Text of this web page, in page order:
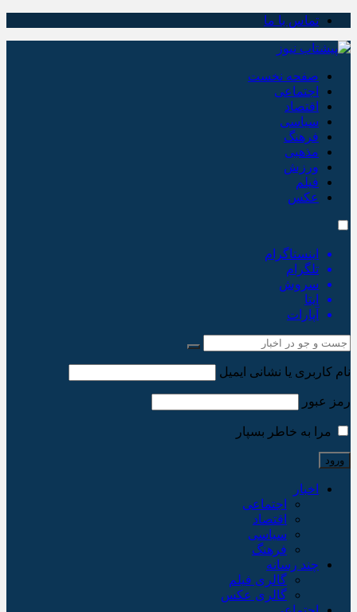
تماس با ما
صفحه نخست
اجتماعی
اقتصاد
سیاسی
فرهنگ
مذهبی
ورزش
فیلم
عکس
اینستاگرام
تلگرام
سروش
ایتا
آپارات
نام کاربری یا نشانی ایمیل
رمز عبور
مرا به خاطر بسپار
اخبار
اجتماعی
اقتصاد
سیاسی
فرهنگ
چند رسانه
گالری فیلم
گالری عکس